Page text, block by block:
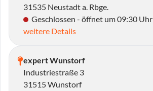
31535 Neustadt a. Rbge.
Geschlossen - öffnet um 09:30 Uhr
weitere Details
expert Wunstorf
Industriestraße 3
31515 Wunstorf